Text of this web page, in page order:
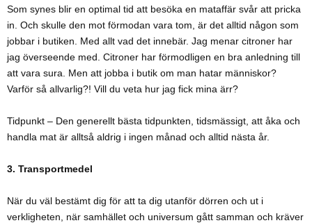
Som synes blir en optimal tid att besöka en mataffär svår att pricka
in. Och skulle den mot förmodan vara tom, är det alltid någon som
jobbar i butiken. Med allt vad det innebär. Jag menar citroner har
jag överseende med. Citroner har förmodligen en bra anledning till
att vara sura. Men att jobba i butik om man hatar människor?
Varför så allvarlig?! Vill du veta hur jag fick mina ärr?
Tidpunkt – Den generellt bästa tidpunkten, tidsmässigt, att åka och
handla mat är alltså aldrig i ingen månad och alltid nästa år.
3. Transportmedel
När du väl bestämt dig för att ta dig utanför dörren och ut i
verkligheten, när samhället och universum gått samman och kräver